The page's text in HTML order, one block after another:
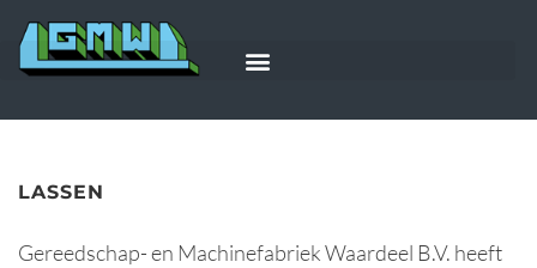
LASSEN
Gereedschap- en Machinefabriek Waardeel B.V. heeft